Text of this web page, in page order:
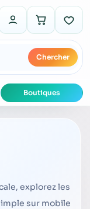
Chercher
Boutiques
explorez les
sur mobile